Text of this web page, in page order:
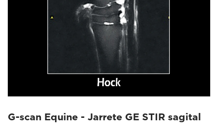
G-scan Equine - Jarrete GE STIR sagital